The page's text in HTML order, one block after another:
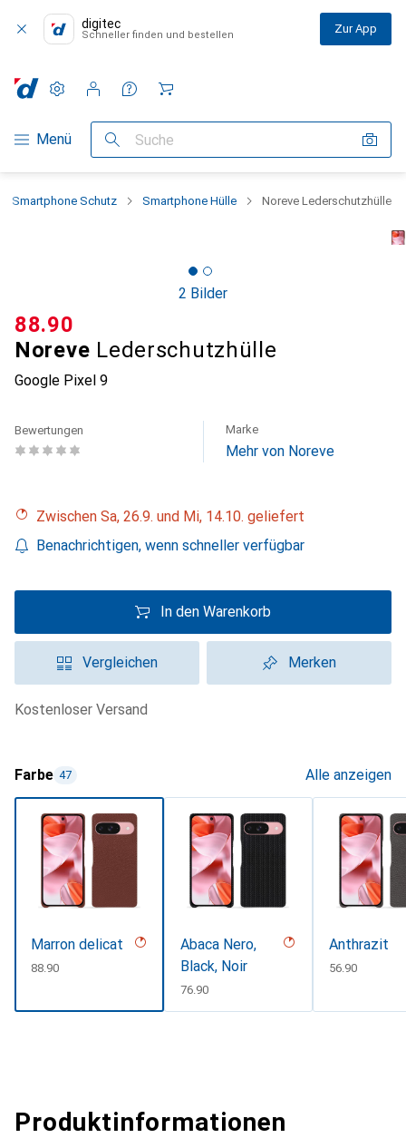
digitec
Schneller finden und bestellen Zur App
Navigation nach Kategorien
Menü Suche
Einstellungen
Kundenkonto
Vergleichslisten
Merklisten
Warenkorb
Smartphone Schutz Smartphone Hülle Noreve Lederschutzhülle
2 Bilder
Noreve Lederschutzhülle
Google Pixel 9
CHF
88.90
Bewertungen Marke
Mehr von Noreve
Zwischen Sa, 26.9. und Mi, 14.10. geliefert
Benachrichtigen, wenn schneller verfügbar
In den Warenkorb
Vergleichen Merken
kostenloser Versand
Farbe 47 Alle anzeigen
Marron delicat
CHF
88.90
Abaca Nero,
Black, Noir
CHF
76.90
Anthrazit
CHF
56.90
Produktinformationen